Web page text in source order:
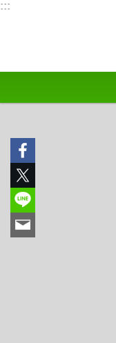
跳到主要內容區塊
:::